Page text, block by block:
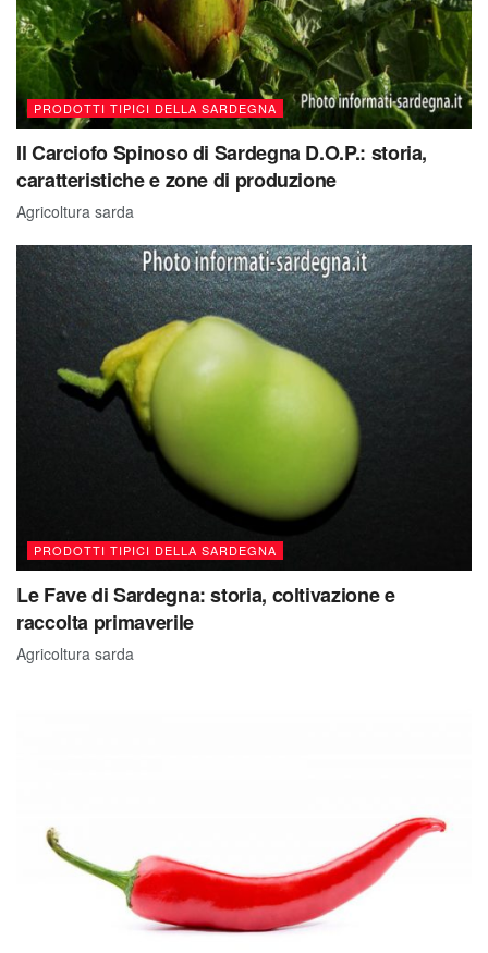
PRODOTTI TIPICI DELLA SARDEGNA
Il Carciofo Spinoso di Sardegna D.O.P.: storia,
caratteristiche e zone di produzione
Agricoltura sarda
PRODOTTI TIPICI DELLA SARDEGNA
Le Fave di Sardegna: storia, coltivazione e
raccolta primaverile
Agricoltura sarda